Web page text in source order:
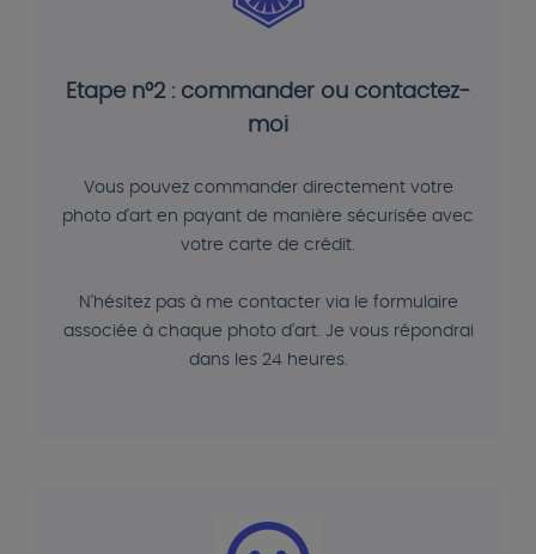
Etape n°2 : commander ou contactez-
moi
Vous pouvez commander directement votre
photo d'art en payant de manière sécurisée avec
votre carte de crédit.
N'hésitez pas à me contacter via le formulaire
associée à chaque photo d'art. Je vous répondrai
dans les 24 heures.